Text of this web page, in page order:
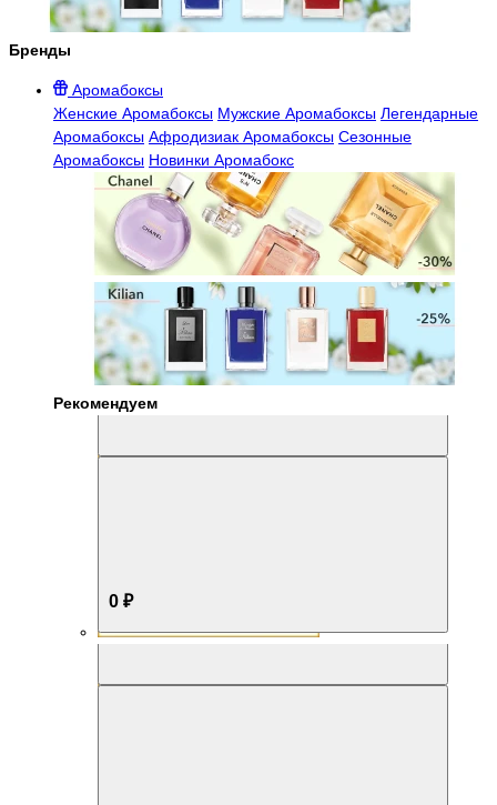
Бренды
Аромабоксы
Женские Аромабоксы Мужские Аромабоксы Легендарные
Аромабоксы Афродизиак Аромабоксы Сезонные
Аромабоксы Новинки Аромабокс
Рекомендуем
0 ₽